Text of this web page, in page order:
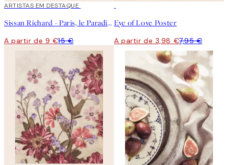
40%*
ARTISTAS EM DESTAQUE
Sissan Richard - Paris, le Paradis Poster
A partir de 9 €15 €
Eye of Love Poster
A partir de 3,98 €7,95 €